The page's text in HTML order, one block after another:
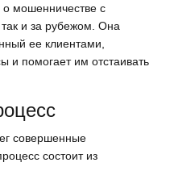
мошенничестве с
и за рубежом. Она
ее клиентами,
и помогает им отстаивать
совершенные
состоит из